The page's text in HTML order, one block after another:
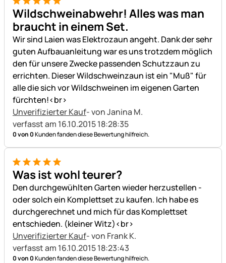
5 von 5
Wildschweinabwehr! Alles was man
braucht in einem Set.
Wir sind Laien was Elektrozaun angeht. Dank der sehr
guten Aufbauanleitung war es uns trotzdem möglich
den für unsere Zwecke passenden Schutzzaun zu
errichten. Dieser Wildschweinzaun ist ein "Muß" für
alle die sich vor Wildschweinen im eigenen Garten
fürchten!<br>
Unverifizierter Kauf- von Janina M.
verfasst am 16.10.2015 18:28:35
0 von 0Kunden fanden diese Bewertung hilfreich.
5 von 5
Was ist wohl teurer?
Den durchgewühlten Garten wieder herzustellen -
oder solch ein Komplettset zu kaufen. Ich habe es
durchgerechnet und mich für das Komplettset
entschieden. (kleiner Witz)<br>
Unverifizierter Kauf- von Frank K.
verfasst am 16.10.2015 18:23:43
0 von 0Kunden fanden diese Bewertung hilfreich.